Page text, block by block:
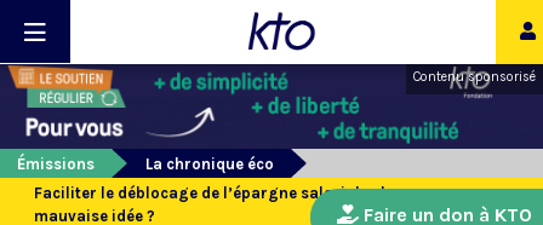
Contenu sponsorisé
Émissions
La chronique éco
Faciliter le déblocage de l’épargne salariale : bonne ou
mauvaise idée ?
Faire un don à KTO